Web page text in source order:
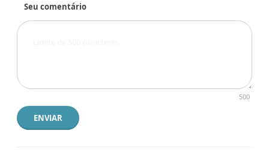
Seu comentário
500
ENVIAR